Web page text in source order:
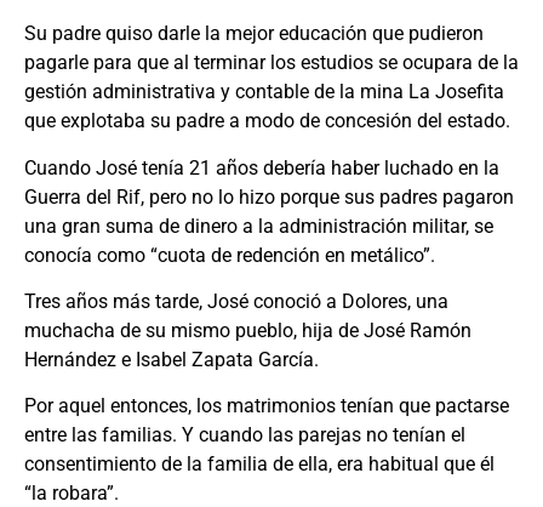
Su padre quiso darle la mejor educación que pudieron
pagarle para que al terminar los estudios se ocupara de la
gestión administrativa y contable de la mina La Josefita
que explotaba su padre a modo de concesión del estado.
Cuando José tenía 21 años debería haber luchado en la
Guerra del Rif, pero no lo hizo porque sus padres pagaron
una gran suma de dinero a la administración militar, se
conocía como “cuota de redención en metálico”.
Tres años más tarde, José conoció a Dolores, una
muchacha de su mismo pueblo, hija de José Ramón
Hernández e Isabel Zapata García.
Por aquel entonces, los matrimonios tenían que pactarse
entre las familias. Y cuando las parejas no tenían el
consentimiento de la familia de ella, era habitual que él
“la robara”.